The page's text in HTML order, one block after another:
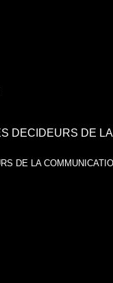
DECIDEURS DE LA